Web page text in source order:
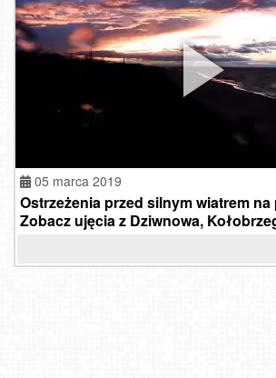
05 marca 2019
Ostrzeżenia przed silnym wiatrem
Zobacz ujęcia z Dziwnowa,